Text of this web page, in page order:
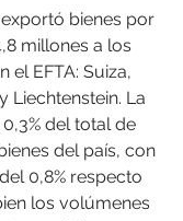
bienes por
millones a los
el EFTA: Suiza,
Liechtenstein. La
del total de
del país, con
0,8% respecto
los volúmenes